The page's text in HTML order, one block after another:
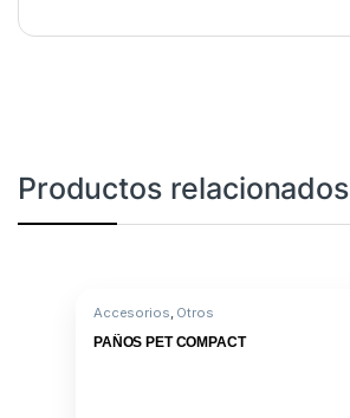
Productos relacionados
Accesorios Otros
PAÑOS PET COMPACT